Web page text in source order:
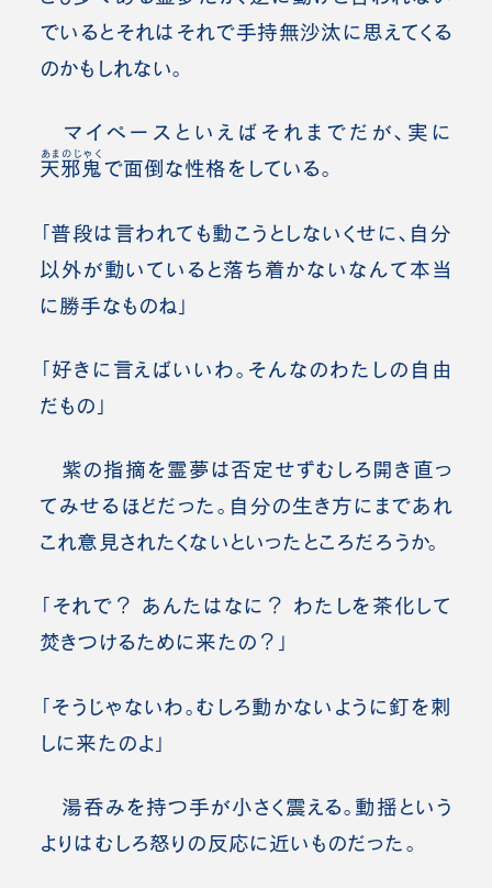
でいるとそれはそれで手持無沙汰に思えてくる
のかもしれない。
マイペースといえばそれまでだが、実に
天邪鬼
あまのじゃく
で面倒な性格をしている。
「普段は言われても動こうとしないくせに、自分
以外が動いていると落ち着かないなんて本当
に勝手なものね」
「好きに言えばいいわ。そんなのわたしの自由
だもの」
紫の指摘を霊夢は否定せずむしろ開き直っ
てみせるほどだった。自分の生き方にまであれ
これ意見されたくないといったところだろうか。
「それで？ あんたはなに？ わたしを茶化して
焚きつけるために来たの？」
「そうじゃないわ。むしろ動かないように釘を刺
しに来たのよ 」
湯呑みを持つ手が小さく震える。動揺という
よりはむしろ怒りの反応に近いものだった。